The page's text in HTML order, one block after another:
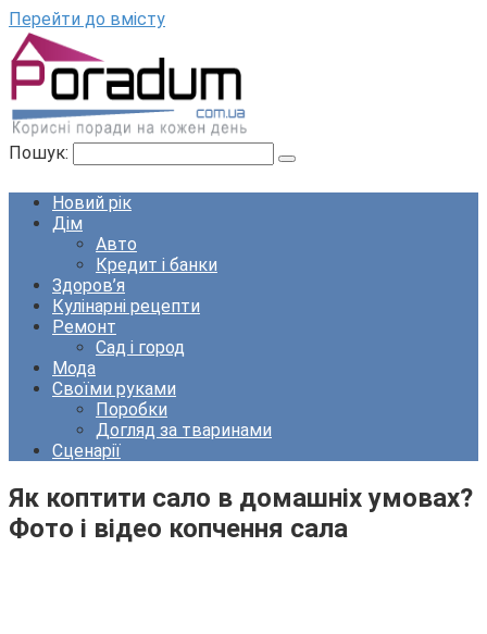
Перейти до вмісту
Пошук:
Новий рік
Дім
Авто
Кредит і банки
Здоров’я
Кулінарні рецепти
Ремонт
Сад і город
Мода
Своїми руками
Поробки
Догляд за тваринами
Сценарії
Як коптити сало в домашніх умовах?
Фото і відео копчення сала